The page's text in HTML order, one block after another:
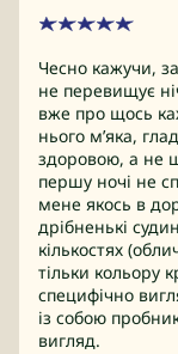
Чесно кажучи,
не перевищує
вже про щось
нього мʼяка,
здоровою, а не
першу ночі не
мене якось в
дрібненькі
кількостях
тільки кольору
специфічно
із собою
вигляд.